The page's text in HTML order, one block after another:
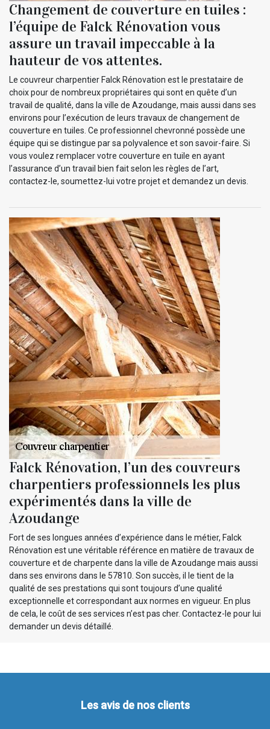
Changement de couverture en tuiles :
l’équipe de Falck Rénovation vous
assure un travail impeccable à la
hauteur de vos attentes.
Le couvreur charpentier Falck Rénovation est le prestataire de
choix pour de nombreux propriétaires qui sont en quête d’un
travail de qualité, dans la ville de Azoudange, mais aussi dans ses
environs pour l’exécution de leurs travaux de changement de
couverture en tuiles. Ce professionnel chevronné possède une
équipe qui se distingue par sa polyvalence et son savoir-faire. Si
vous voulez remplacer votre couverture en tuile en ayant
l’assurance d’un travail bien fait selon les règles de l’art,
contactez-le, soumettez-lui votre projet et demandez un devis.
Falck Rénovation, l’un des couvreurs
charpentiers professionnels les plus
expérimentés dans la ville de
Azoudange
Fort de ses longues années d’expérience dans le métier, Falck
Rénovation est une véritable référence en matière de travaux de
couverture et de charpente dans la ville de Azoudange mais aussi
dans ses environs dans le 57810. Son succès, il le tient de la
qualité de ses prestations qui sont toujours d’une qualité
exceptionnelle et correspondant aux normes en vigueur. En plus
de cela, le coût de ses services n’est pas cher. Contactez-le pour lui
demander un devis détaillé.
Les avis de nos clients